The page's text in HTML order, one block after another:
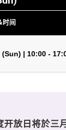
时间
(Sun) | 10:00 -
开放日将於三